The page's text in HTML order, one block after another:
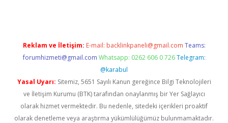
Reklam ve İletişim: E-mail: backlinkpaneli@gmail.com Teams:
forumhizmeti@gmail.com Whatsapp: 0262 606 0 726 Telegram:
@karabul
Yasal Uyarı: Sitemiz, 5651 Sayılı Kanun gereğince Bilgi Teknolojileri
ve İletişim Kurumu (BTK) tarafından onaylanmış bir Yer Sağlayıcı
olarak hizmet vermektedir. Bu nedenle, sitedeki içerikleri proaktif
olarak denetleme veya araştırma yükümlülüğümüz bulunmamaktadır.